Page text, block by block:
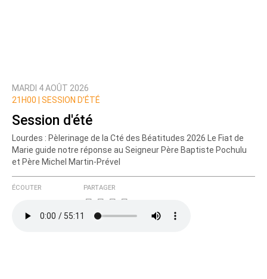
MARDI 4 AOÛT 2026
21H00 |
SESSION D’ÉTÉ
Session d'été
Lourdes : Pèlerinage de la Cté des Béatitudes 2026 Le Fiat de
Marie guide notre réponse au Seigneur Père Baptiste Pochulu
et Père Michel Martin-Prével
ÉCOUTER PARTAGER